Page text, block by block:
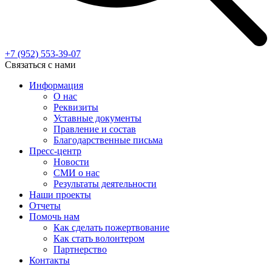
+7 (952) 553-39-07
Связаться с нами
Информация
О нас
Реквизиты
Уставные документы
Правление и состав
Благодарственные письма
Пресс-центр
Новости
СМИ о нас
Результаты деятельности
Наши проекты
Отчеты
Помочь нам
Как сделать пожертвование
Как стать волонтером
Партнерство
Контакты